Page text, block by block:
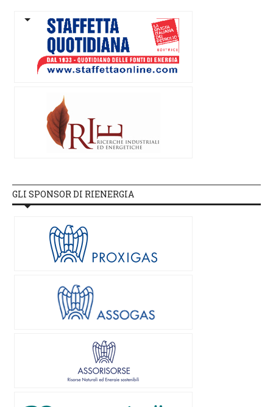
GLI SPONSOR DI RIENERGIA